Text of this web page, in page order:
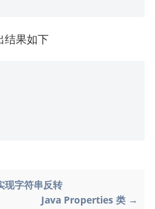
结果如下
现字符串反转
Java Properties 类 →